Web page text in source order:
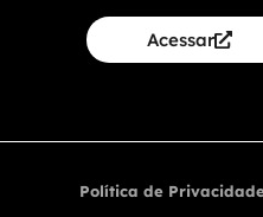
Acessar
Política de